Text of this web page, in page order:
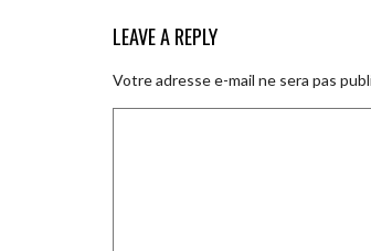
LEAVE A REPLY
Votre adresse e-mail ne sera pas